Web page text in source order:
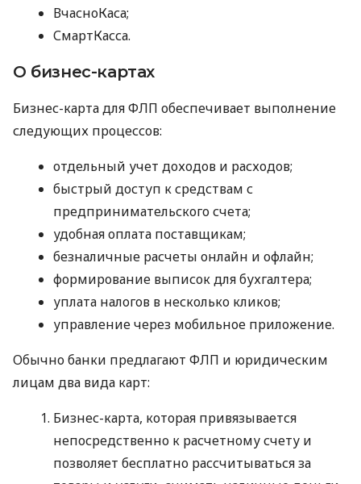
ВчасноКаса;
СмартКасса.
О бизнес-картах
Бизнес-карта для ФЛП обеспечивает выполнение
следующих процессов:
отдельный учет доходов и расходов;
быстрый доступ к средствам с
предпринимательского счета;
удобная оплата поставщикам;
безналичные расчеты онлайн и офлайн;
формирование выписок для бухгалтера;
уплата налогов в несколько кликов;
управление через мобильное приложение.
Обычно банки предлагают ФЛП и юридическим
лицам два вида карт:
Бизнес-карта, которая привязывается
непосредственно к расчетному счету и
позволяет бесплатно рассчитываться за